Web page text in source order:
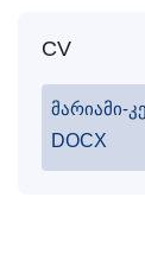
CV
მარიამი-
DOCX